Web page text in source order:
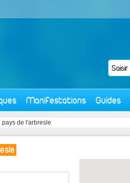
Manifestations Guides
de l'arbresle